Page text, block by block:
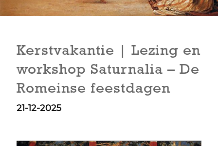
Kerstvakantie | Lezing en
workshop Saturnalia – De
Romeinse feestdagen
21-12-2025